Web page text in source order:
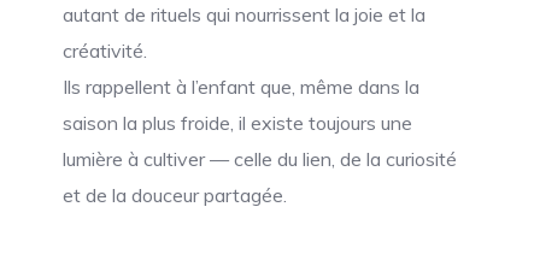
autant de rituels qui nourrissent la joie et la
créativité.
Ils rappellent à l’enfant que, même dans la
saison la plus froide, il existe toujours une
lumière à cultiver — celle du lien, de la curiosité
et de la douceur partagée.